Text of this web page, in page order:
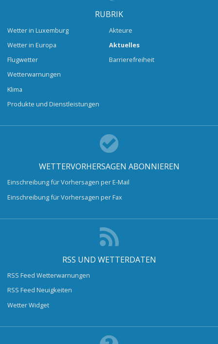
RUBRIK
Wetter in Luxemburg
Wetter in Europa
Flugwetter
Wetterwarnungen
Klima
Produkte und Dienstleistungen
Akteure
Aktuelles
Barrierefreiheit
WETTERVORHERSAGEN ABONNIEREN
Einschreibung für Vorhersagen per E-Mail
Einschreibung für Vorhersagen per Fax
RSS UND WETTERDATEN
RSS Feed Wetterwarnungen
RSS Feed Neuigkeiten
Wetter Widget